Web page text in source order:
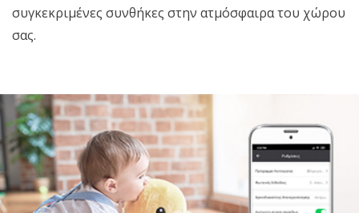
συγκεκριμένες συνθήκες στην ατμόσφαιρα του χώρου
σας.